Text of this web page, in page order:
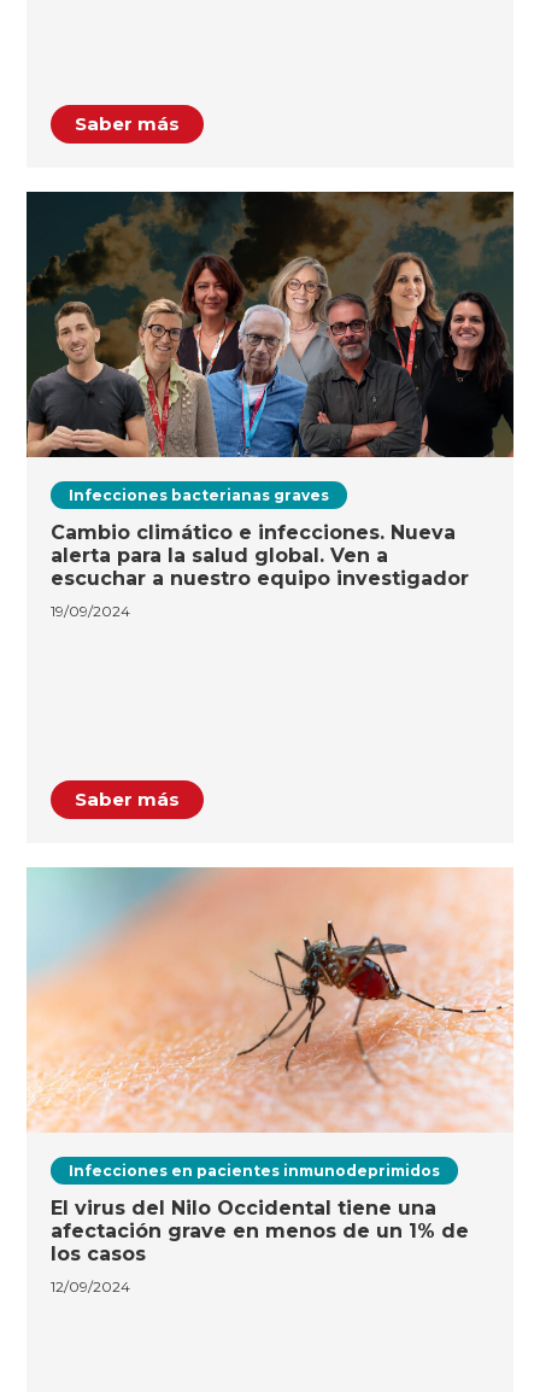
Saber más
Infecciones bacterianas graves
Cambio climático e infecciones. Nueva
alerta para la salud global. Ven a
escuchar a nuestro equipo investigador
19/09/2024
Saber más
Infecciones en pacientes inmunodeprimidos
El virus del Nilo Occidental tiene una
afectación grave en menos de un 1% de
los casos
12/09/2024